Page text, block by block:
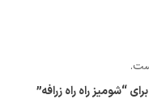
“شومیز راه راه زرافه”